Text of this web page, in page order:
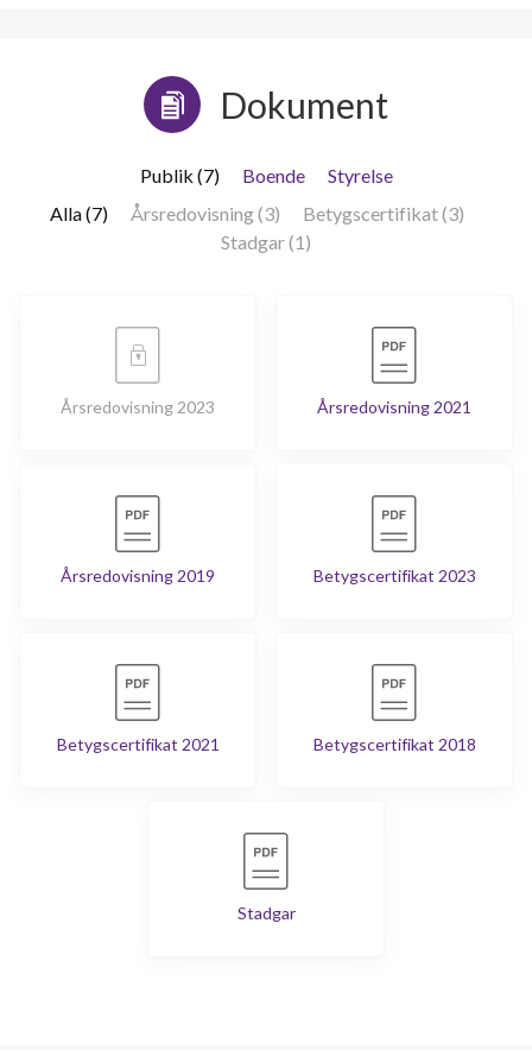
Dokument
Publik (7) Boende
Styrelse
Alla (7)
Årsredovisning (3)
Betygscertifikat (3)
Stadgar (1)
Årsredovisning 2023 Årsredovisning 2021
Årsredovisning 2019 Betygscertifikat 2023
Betygscertifikat 2021 Betygscertifikat 2018
Stadgar